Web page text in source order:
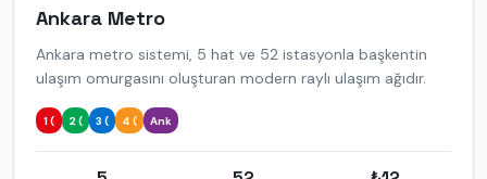
Ankara Metro
Ankara metro sistemi, 5 hat ve 52 istasyonla başkentin
ulaşım omurgasını oluşturan modern raylı ulaşım ağıdır.
1 ( 2 ( 3 ( 4 ( Ank